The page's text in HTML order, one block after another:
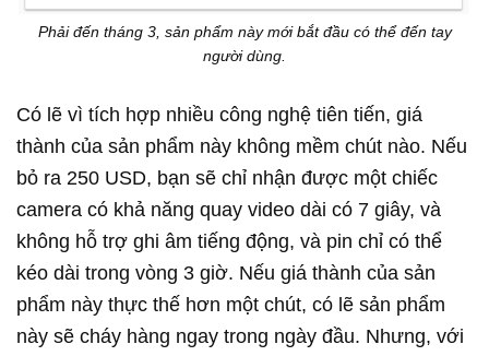
Phải đến tháng 3, sản phẩm này mới bắt đầu có thể đến tay
người dùng.
Có lẽ vì tích hợp nhiều công nghệ tiên tiến, giá
thành của sản phẩm này không mềm chút nào. Nếu
bỏ ra 250 USD, bạn sẽ chỉ nhận được một chiếc
camera có khả năng quay video dài có 7 giây, và
không hỗ trợ ghi âm tiếng động, và pin chỉ có thể
kéo dài trong vòng 3 giờ. Nếu giá thành của sản
phẩm này thực thế hơn một chút, có lẽ sản phẩm
này sẽ cháy hàng ngay trong ngày đầu. Nhưng, với